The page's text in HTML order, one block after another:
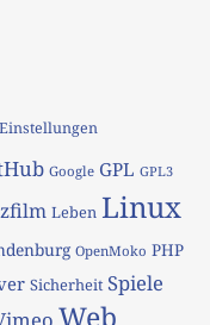
Einstellungen
Google GPL GPL3
Leben Linux
OpenMoko PHP
Sicherheit Spiele
Web